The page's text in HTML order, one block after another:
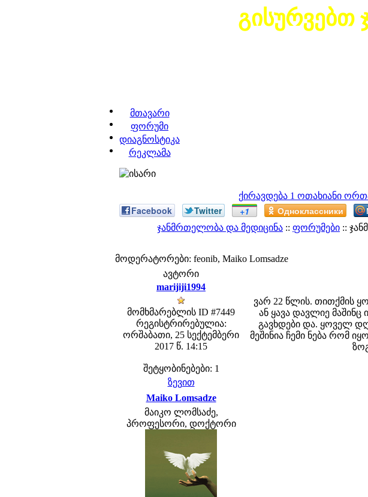
გისურვებთ
მთავარი
ფორუმი
დიაგნოსტიკა
რეკლამა
ქირავდება 1 ოთახიანი
Facebook Twitter +1 Одноклассники
ჯანმრთელობა და მედიცინა :: ფორუმები ::
მოდერატორები: feonib, Maiko Lomsadze
ავტორი
marijiji1994
მომხმარებლის ID #7449
რეგისტრირებულია:
ორშაბათი, 25 სექტემბერი
2017 წ. 14:15
შეტყობინებები: 1
ვარ 22 წლის. თითქმის
ან ყავა დავლიე
გავხდები და. ყოველ
მეშინია ჩემი ნება რომ
ზევით
Maiko Lomsadze
მაიკო ლომსაძე,
პროფესორი, დოქტორი